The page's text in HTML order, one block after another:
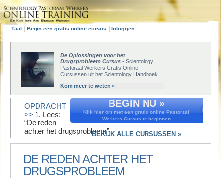
Taal Begin een gratis online cursus Inloggen
De Oplossingen voor het
Drugsprobleem Cursus - Scientology
Pastoraal Werkers Gratis Online
Cursussen uit het Scientology Handboek
Kom meer te weten »
BEGIN NU »
Klik hier om met een gratis online Pastoraal
Werkers Cursus te beginnen
BEKIJK ALLE CURSUSSEN »
OPDRACHT
>> 1. Lees:
“De reden
achter het drugsprobleem”
DE REDEN ACHTER HET
DRUGSPROBLEEM